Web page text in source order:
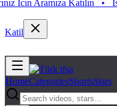
Aramıza Katılın •Istek
Katil
HomeCategoriesShortsStars